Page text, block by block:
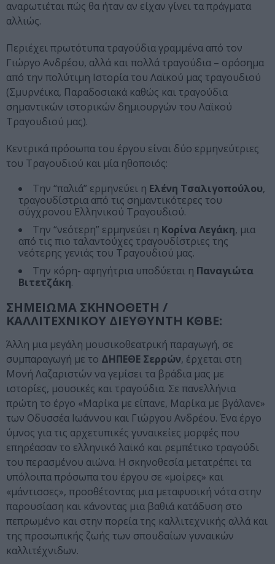
αναρωτιέται πώς θα ήταν αν είχαν γίνει τα πράγματα
αλλιώς.
Περιέχει πρωτότυπα τραγούδια γραμμένα από τον
Γιώργο Ανδρέου, αλλά και πολλά τραγούδια – ορόσημα
από την πολύτιμη Ιστορία του Λαϊκού μας τραγουδιού
(Σμυρνέικα, Παραδοσιακά καθώς και τραγούδια
σημαντικών ιστορικών δημιουργών του Λαϊκού
Τραγουδιού μας).
Κεντρικά πρόσωπα του έργου είναι δύο ερμηνεύτριες
του Τραγουδιού και μία ηθοποιός:
Την “παλιά” ερμηνεύει η Ελένη Τσαλιγοπούλου,
τραγουδίστρια από τις σημαντικότερες του
σύγχρονου Ελληνικού Τραγουδιού.
Την “νεότερη” ερμηνεύει η Κορίνα Λεγάκη, μια
από τις πιο ταλαντούχες τραγουδίστριες της
νεότερης γενιάς του Τραγουδιού μας.
Την κόρη- αφηγήτρια υποδύεται η Παναγιώτα
Βιτετζάκη.
ΣΗΜΕΙΩΜΑ ΣΚΗΝΟΘΕΤΗ /
ΚΑΛΛΙΤΕΧΝΙΚΟΥ ΔΙΕΥΘΥΝΤΗ ΚΘΒΕ:
Άλλη μια μεγάλη μουσικοθεατρική παραγωγή, σε
συμπαραγωγή με το ΔΗΠΕΘΕ Σερρών, έρχεται στη
Μονή Λαζαριστών να γεμίσει τα βράδια μας με
ιστορίες, μουσικές και τραγούδια. Σε πανελλήνια
πρώτη το έργο «Μαρίκα με είπανε, Μαρίκα με βγάλανε»
των Οδυσσέα Ιωάννου και Γιώργου Ανδρέου. Ένα έργο
ύμνος για τις αρχετυπικές γυναικείες μορφές που
επηρέασαν το ελληνικό λαϊκό και ρεμπέτικο τραγούδι
του περασμένου αιώνα. Η σκηνοθεσία μετατρέπει τα
υπόλοιπα πρόσωπα του έργου σε «μοίρες» και
«μάντισσες», προσθέτοντας μια μεταφυσική νότα στην
παρουσίαση και κάνοντας μια βαθιά κατάδυση στο
πεπρωμένο και στην πορεία της καλλιτεχνικής αλλά και
της προσωπικής ζωής των σπουδαίων γυναικών
καλλιτέχνιδων.